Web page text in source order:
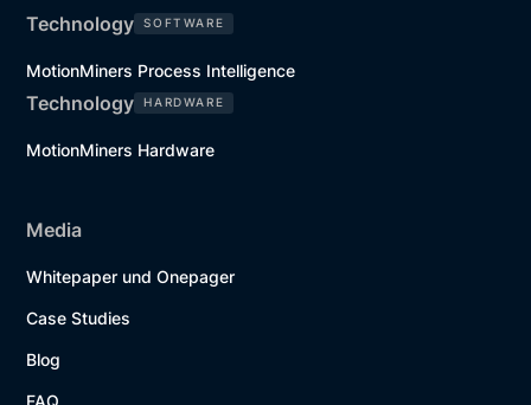
Technology SOFTWARE
MotionMiners Process Intelligence
Technology HARDWARE
MotionMiners Hardware
Media
Whitepaper und Onepager
Case Studies
Blog
FAQ